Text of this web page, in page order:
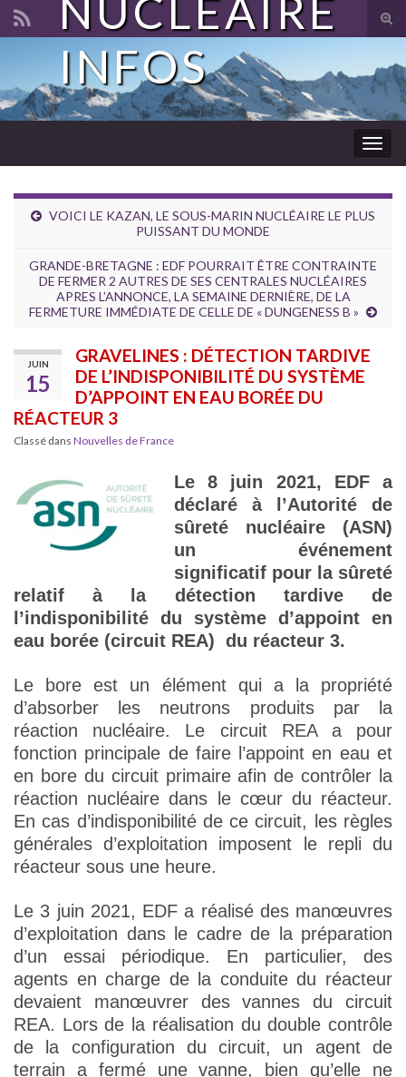
Search for:
NUCLÉAIRE
INFOS
VOICI LE KAZAN, LE SOUS-MARIN NUCLÉAIRE LE PLUS
PUISSANT DU MONDE
GRANDE-BRETAGNE : EDF POURRAIT ÊTRE CONTRAINTE
DE FERMER 2 AUTRES DE SES CENTRALES NUCLÉAIRES
APRES L’ANNONCE, LA SEMAINE DERNIÈRE, DE LA
FERMETURE IMMÉDIATE DE CELLE DE « DUNGENESS B »
JUIN
15
GRAVELINES : DÉTECTION TARDIVE
DE L’INDISPONIBILITÉ DU SYSTÈME
D’APPOINT EN EAU BORÉE DU
RÉACTEUR 3
Classé dans Nouvelles de France
Le 8 juin 2021, EDF a
déclaré à l’Autorité de
sûreté nucléaire (ASN)
un événement
significatif pour la sûreté
relatif à la détection tardive de
l’indisponibilité du système d’appoint en
eau borée (circuit REA) du réacteur 3.
Le bore est un élément qui a la propriété
d’absorber les neutrons produits par la
réaction nucléaire. Le circuit REA a pour
fonction principale de faire l’appoint en eau et
en bore du circuit primaire afin de contrôler la
réaction nucléaire dans le cœur du réacteur.
En cas d’indisponibilité de ce circuit, les règles
générales d’exploitation imposent le repli du
réacteur sous une heure.
Le 3 juin 2021, EDF a réalisé des manœuvres
d’exploitation dans le cadre de la préparation
d’un essai périodique. En particulier, des
agents en charge de la conduite du réacteur
devaient manœuvrer des vannes du circuit
REA. Lors de la réalisation du double contrôle
de la configuration du circuit, un agent de
terrain a fermé une vanne, bien qu’elle ne